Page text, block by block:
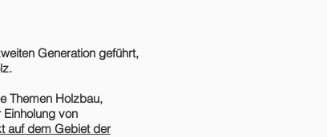
Generation geführt,
Themen Holzbau,
von
auf dem Gebiet der